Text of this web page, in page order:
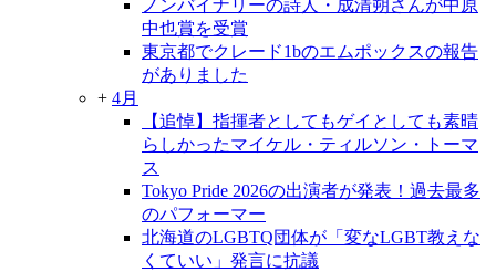
ノンバイナリーの詩人・成清朔さんが中原
中也賞を受賞
東京都でクレード1bのエムポックスの報告
がありました
+ 4月
【追悼】指揮者としてもゲイとしても素晴
らしかったマイケル・ティルソン・トーマ
ス
Tokyo Pride 2026の出演者が発表！過去最多
のパフォーマー
北海道のLGBTQ団体が「変なLGBT教えな
くていい」発言に抗議